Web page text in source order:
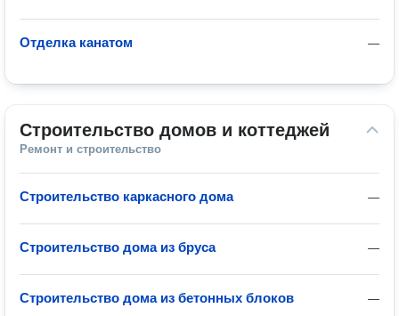
—
Отделка канатом
Строительство домов и коттеджей
Ремонт и строительство
—
Строительство каркасного дома
—
Строительство дома из бруса
—
Строительство дома из бетонных блоков